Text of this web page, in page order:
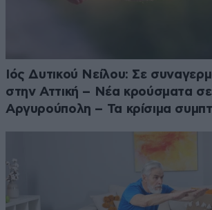
Ιός Δυτικού Νείλου: Σε
στην Αττική – Νέα κρούσματα σε
Αργυρούπολη – Τα κρίσιμα